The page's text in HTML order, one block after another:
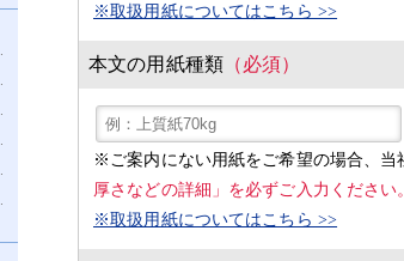
※取扱用紙についてはこちら >>
本文の用紙種類（必須）
※ご案内にない用紙をご希望の場合、当
厚さなどの詳細」を必ずご入力ください。
※取扱用紙についてはこちら >>